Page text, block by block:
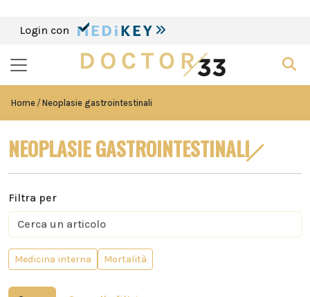
Login con
Home Neoplasie gastrointestinali
NEOPLASIE GASTROINTESTINALI
Filtra per
Medicina interna Mortalità